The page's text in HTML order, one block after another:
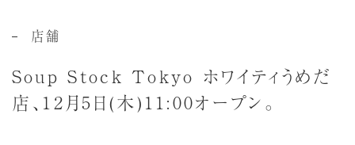
店舗
Soup Stock Tokyo ホワイティうめだ
店、12月5日(木)11:00オープン。